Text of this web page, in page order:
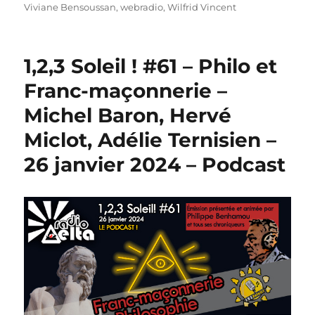
Viviane Bensoussan,webradio,Wilfrid Vincent
1,2,3 Soleil ! #61 – Philo et
Franc-maçonnerie –
Michel Baron, Hervé
Miclot, Adélie Ternisien –
26 janvier 2024 – Podcast